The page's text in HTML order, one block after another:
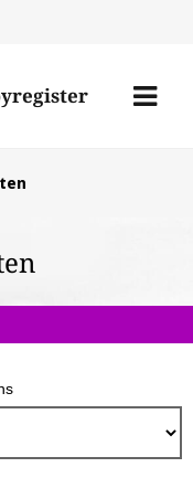
Menü